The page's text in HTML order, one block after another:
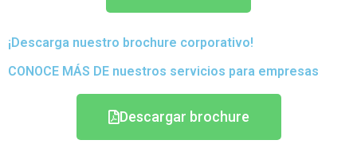
¡Descarga nuestro brochure corporativo!
CONOCE MÁS DE nuestros servicios para empresas
Descargar brochure